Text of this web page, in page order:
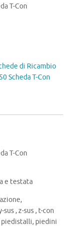
T-Con
di Ricambio
Scheda T-Con
T-Con
e testata
, z-sus , t-con
piedistalli, piedini